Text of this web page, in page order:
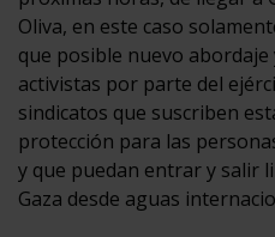
Oliva, en este caso
que posible nuevo abordaje
activistas por parte del
sindicatos que suscriben
protección para las
y que puedan entrar y salir
Gaza desde aguas